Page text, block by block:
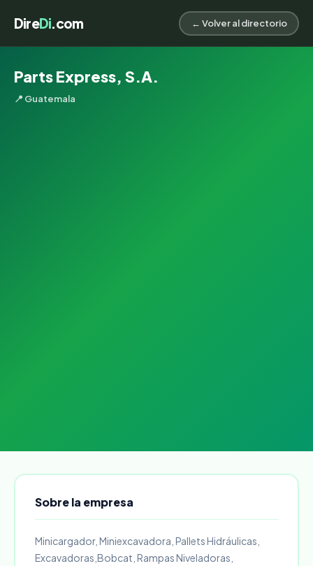
DireDi.com ← Volver al directorio
Parts Express, S.A.
📍 Guatemala
Sobre la empresa
Minicargador, Miniexcavadora, Pallets Hidráulicas,
Excavadoras,Bobcat, Rampas Niveladoras,